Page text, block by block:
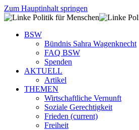
Zum Hauptinhalt springen
BSW
Bündnis Sahra Wagenknecht
FAQ BSW
Spenden
AKTUELL
Artikel
THEMEN
Wirtschaftliche Vernunft
Soziale Gerechtigkeit
Frieden (current)
Freiheit